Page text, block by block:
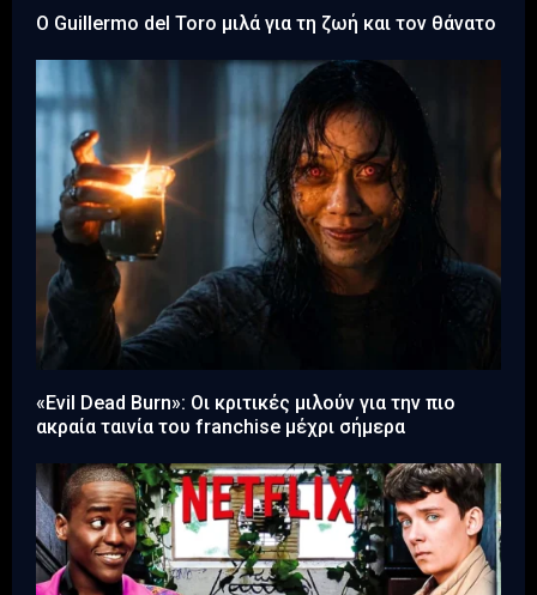
Ο Guillermo del Toro μιλά για τη ζωή και τον θάνατο
«Evil Dead Burn»: Οι κριτικές μιλούν για την πιο
ακραία ταινία του franchise μέχρι σήμερα